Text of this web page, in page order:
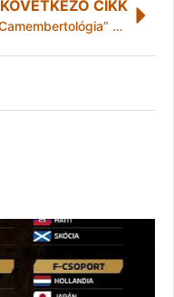
KÖVETKEZŐ CIKK
„Camembertológia” avagy június 4-én ünneplik a sajt napját!